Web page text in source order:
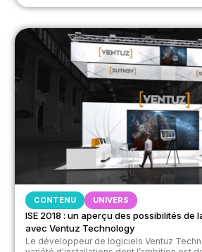
CONTENU UNIVERS
ISE 2018 : un aperçu des possibilités de
avec Ventuz Technology
Le développeur de logiciels Ventuz